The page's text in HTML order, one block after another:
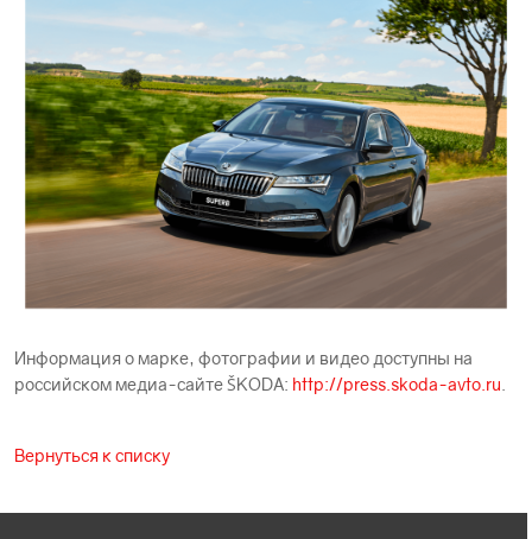
Информация о марке, фотографии и видео доступны на
российском медиа-сайте ŠKODА: http://press.skoda-avto.ru
Вернуться к списку